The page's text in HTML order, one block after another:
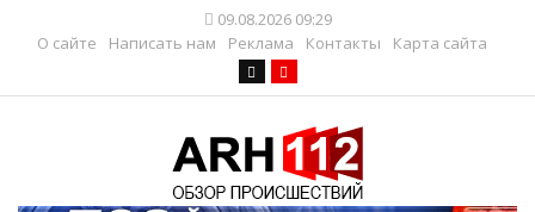
09.08.2026 09:29
О сайте
Написать нам Реклама Контакты Карта сайта